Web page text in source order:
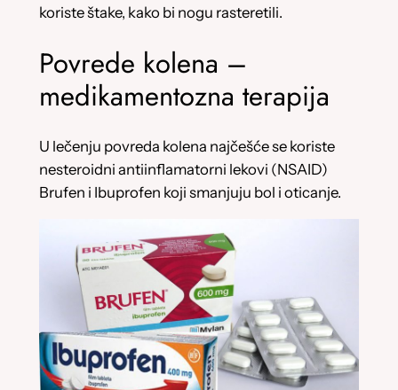
koriste štake, kako bi nogu rasteretili.
Povrede kolena –
medikamentozna terapija
U lečenju povreda kolena najčešće se koriste
nesteroidni antiinflamatorni lekovi (NSAID)
Brufen i Ibuprofen koji smanjuju bol i oticanje.